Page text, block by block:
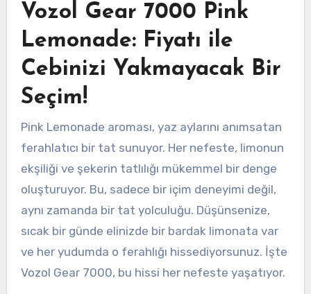
Vozol Gear 7000 Pink
Lemonade: Fiyatı ile
Cebinizi Yakmayacak Bir
Seçim!
Pink Lemonade aroması, yaz aylarını anımsatan
ferahlatıcı bir tat sunuyor. Her nefeste, limonun
ekşiliği ve şekerin tatlılığı mükemmel bir denge
oluşturuyor. Bu, sadece bir içim deneyimi değil,
aynı zamanda bir tat yolculuğu. Düşünsenize,
sıcak bir günde elinizde bir bardak limonata var
ve her yudumda o ferahlığı hissediyorsunuz. İşte
Vozol Gear 7000, bu hissi her nefeste yaşatıyor.